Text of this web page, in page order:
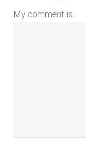
My comment is..